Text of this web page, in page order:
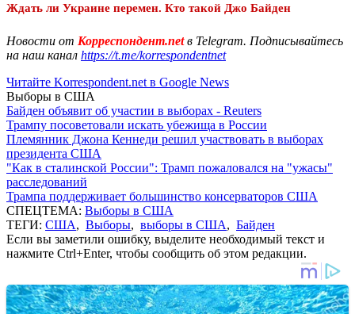
Ждать ли Украине перемен. Кто такой Джо Байден
Новости от Корреспондент.netв Telegram. Подписывайтесь
на наш канал https://t.me/korrespondentnet
Читайте Korrespondent.net в Google News
Выборы в США
Байден объявит об участии в выборах - Reuters
Трампу посоветовали искать убежища в России
Племянник Джона Кеннеди решил участвовать в выборах
президента США
"Как в сталинской России": Трамп пожаловался на "ужасы"
расследований
Трампа поддерживает большинство консерваторов США
СПЕЦТЕМА: Выборы в США
ТЕГИ: США, Выборы, выборы в США, Байден
Если вы заметили ошибку, выделите необходимый текст и
нажмите Ctrl+Enter, чтобы сообщить об этом редакции.